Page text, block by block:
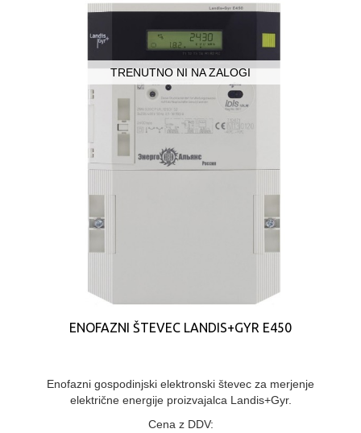
TRENUTNO NI NA ZALOGI
ENOFAZNI ŠTEVEC LANDIS+GYR E450
Enofazni gospodinjski elektronski števec za merjenje
električne energije proizvajalca Landis+Gyr.
Cena z DDV: